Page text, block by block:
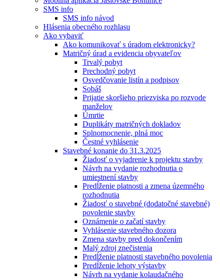
SMS info
SMS info návod
Hlásenia obecného rozhlasu
Ako vybaviť
Ako komunikovať s úradom elektronicky?
Matričný úrad a evidencia obyvateľov
Trvalý pobyt
Prechodný pobyt
Osvedčovanie listín a podpisov
Sobáš
Prijatie skoršieho priezviska po rozvode
manželov
Úmrtie
Duplikáty matričných dokladov
Splnomocnenie, plná moc
Čestné vyhlásenie
Stavebné konanie do 31.3.2025
Žiadosť o vyjadrenie k projektu stavby
Návrh na vydanie rozhodnutia o
umiestnení stavby
Predĺženie platnosti a zmena územného
rozhodnutia
Žiadosť o stavebné (dodatočné stavebné)
povolenie stavby
Oznámenie o začatí stavby
Vyhlásenie stavebného dozora
Zmena stavby pred dokončením
Malý zdroj znečistenia
Predĺženie platnosti stavebného povolenia
Predĺženie lehoty výstavby
Návrh na vydanie kolaudačného